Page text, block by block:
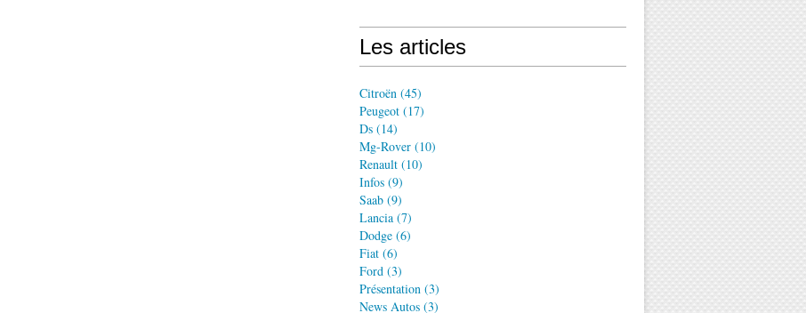
Les articles
Citroën (45)
Peugeot (17)
Ds (14)
Mg-Rover (10)
Renault (10)
Infos (9)
Saab (9)
Lancia (7)
Dodge (6)
Fiat (6)
Ford (3)
Présentation (3)
News Autos (3)